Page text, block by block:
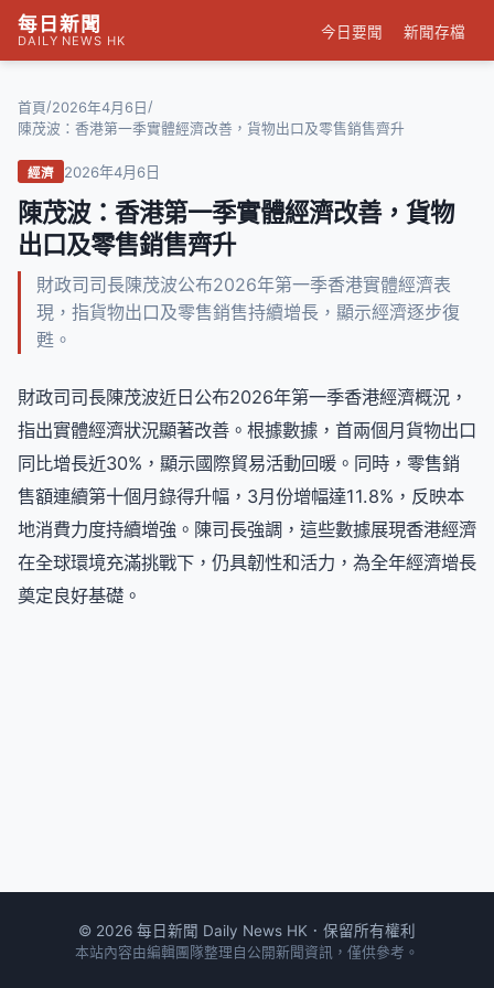
每日新聞
DAILY NEWS HK
今日要聞 新聞存檔
首頁/2026年4月6日 /
陳茂波：香港第一季實體經濟改善，貨物出口及零售銷售齊升
經濟 2026年4月6日
陳茂波：香港第一季實體經濟改善，貨物
出口及零售銷售齊升
財政司司長陳茂波公布2026年第一季香港實體經濟表
現，指貨物出口及零售銷售持續增長，顯示經濟逐步復
甦。
財政司司長陳茂波近日公布2026年第一季香港經濟概況，
指出實體經濟狀況顯著改善。根據數據，首兩個月貨物出口
同比增長近30%，顯示國際貿易活動回暖。同時，零售銷
售額連續第十個月錄得升幅，3月份增幅達11.8%，反映本
地消費力度持續增強。陳司長強調，這些數據展現香港經濟
在全球環境充滿挑戰下，仍具韌性和活力，為全年經濟增長
奠定良好基礎。
© 2026 每日新聞 Daily News HK．保留所有權利
本站內容由編輯團隊整理自公開新聞資訊，僅供參考。